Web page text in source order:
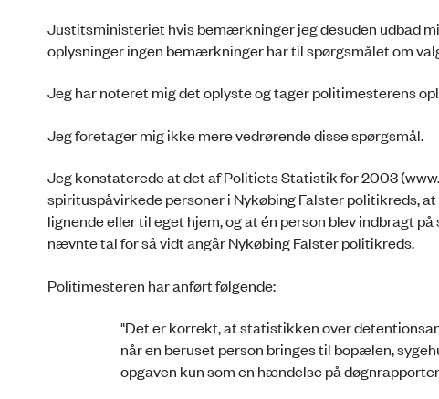
Justitsministeriet hvis bemærkninger jeg desuden udbad
oplysninger ingen bemærkninger har til spørgsmålet om
Jeg har noteret mig det oplyste og tager politimesterens
Jeg foretager mig ikke mere vedrørende disse spørgsmål.
Jeg konstaterede at det af Politiets Statistik for 2003
spirituspåvirkede personer i Nykøbing Falster politikreds,
lignende eller til eget hjem, og at én person blev indbragt
nævnte tal for så vidt angår Nykøbing Falster politikreds.
Politimesteren har anført følgende:
"Det er korrekt, at statistikken over
når en beruset person bringes til bopælen,
opgaven kun som en hændelse på